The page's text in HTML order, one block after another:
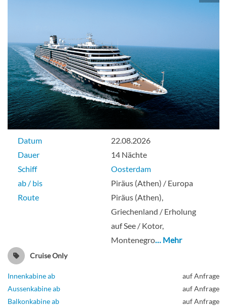
Hauptdeck
Innenkabine
Große / Standard-Innenkabine-[K]
Obere Promenade
Innenkabine
Datum
22.08.2026
Dauer
14 Nächte
Schiff
Oosterdam
ab / bis
Piräus (Athen) / Europa
Route
Piräus (Athen),
Griechenland / Erholung
auf See / Kotor,
Montenegro… Mehr
Cruise Only
Innenkabine ab
auf Anfrage
Aussenkabine ab
auf Anfrage
Balkonkabine ab
auf Anfrage